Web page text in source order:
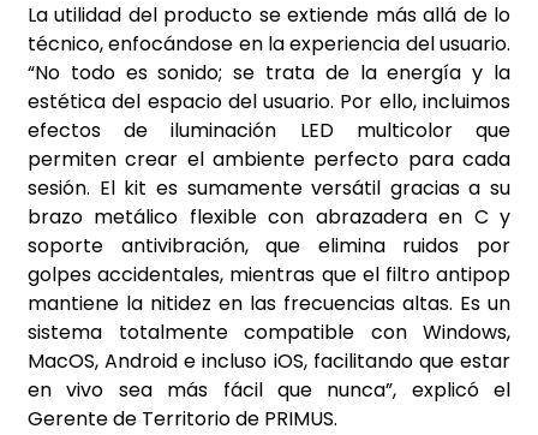
La utilidad del producto se extiende más allá de lo
técnico, enfocándose en la experiencia del usuario.
“No todo es sonido; se trata de la energía y la
estética del espacio del usuario. Por ello, incluimos
efectos de iluminación LED multicolor que
permiten crear el ambiente perfecto para cada
sesión. El kit es sumamente versátil gracias a su
brazo metálico flexible con abrazadera en C y
soporte antivibración, que elimina ruidos por
golpes accidentales, mientras que el filtro antipop
mantiene la nitidez en las frecuencias altas. Es un
sistema totalmente compatible con Windows,
MacOS, Android e incluso iOS, facilitando que estar
en vivo sea más fácil que nunca”, explicó el
Gerente de Territorio de PRIMUS.